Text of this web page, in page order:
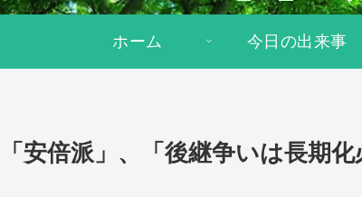
ホーム 今日の出来事
安倍派」、「後継争いは長期